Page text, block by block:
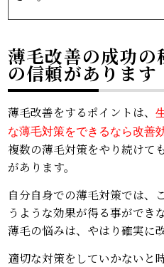
薄毛改善の成功の
の信頼があります
薄毛改善をするポイントは、
な薄毛対策をできるなら改善
複数の薄毛対策をやり続けて
があります。
自分自身での薄毛対策では、
うような効果が得る事ができ
薄毛の悩みは、やはり確実に
適切な対策をしていかないと